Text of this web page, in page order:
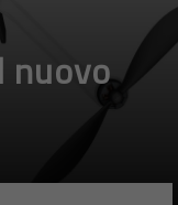
nuovo